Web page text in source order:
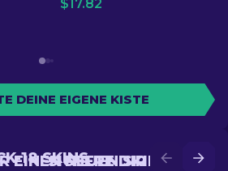
$17.82
DEINE EIGENE KISTE
SICHERE DIR EINEN
EINEN NEUEN SKIN IM
18 SKINS